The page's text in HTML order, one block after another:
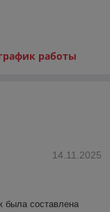
работы
14.11.2025
была составлена